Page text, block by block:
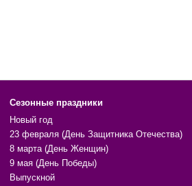
Сезонные праздники
Новый год
23 февраля (День Защитника Отечества)
8 марта (День Женщин)
9 мая (День Победы)
Выпускной